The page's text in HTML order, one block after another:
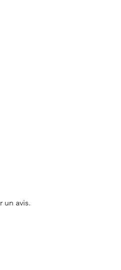
un avis.